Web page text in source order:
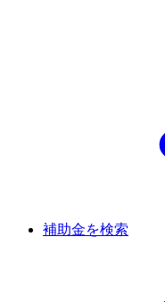
補助金を検索